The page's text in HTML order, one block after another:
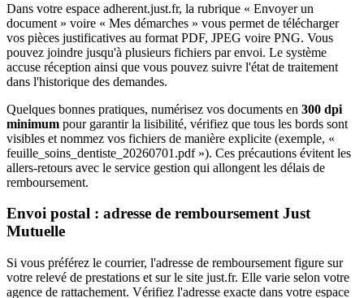
Dans votre espace adherent.just.fr, la rubrique « Envoyer un
document » voire « Mes démarches » vous permet de télécharger
vos pièces justificatives au format PDF, JPEG voire PNG. Vous
pouvez joindre jusqu'à plusieurs fichiers par envoi. Le système
accuse réception ainsi que vous pouvez suivre l'état de traitement
dans l'historique des demandes.
Quelques bonnes pratiques, numérisez vos documents en 300 dpi
minimum pour garantir la lisibilité, vérifiez que tous les bords sont
visibles et nommez vos fichiers de manière explicite (exemple, «
feuille_soins_dentiste_20260701.pdf »). Ces précautions évitent les
allers-retours avec le service gestion qui allongent les délais de
remboursement.
Envoi postal : adresse de remboursement Just
Mutuelle
Si vous préférez le courrier, l'adresse de remboursement figure sur
votre relevé de prestations et sur le site just.fr. Elle varie selon votre
agence de rattachement. Vérifiez l'adresse exacte dans votre espace